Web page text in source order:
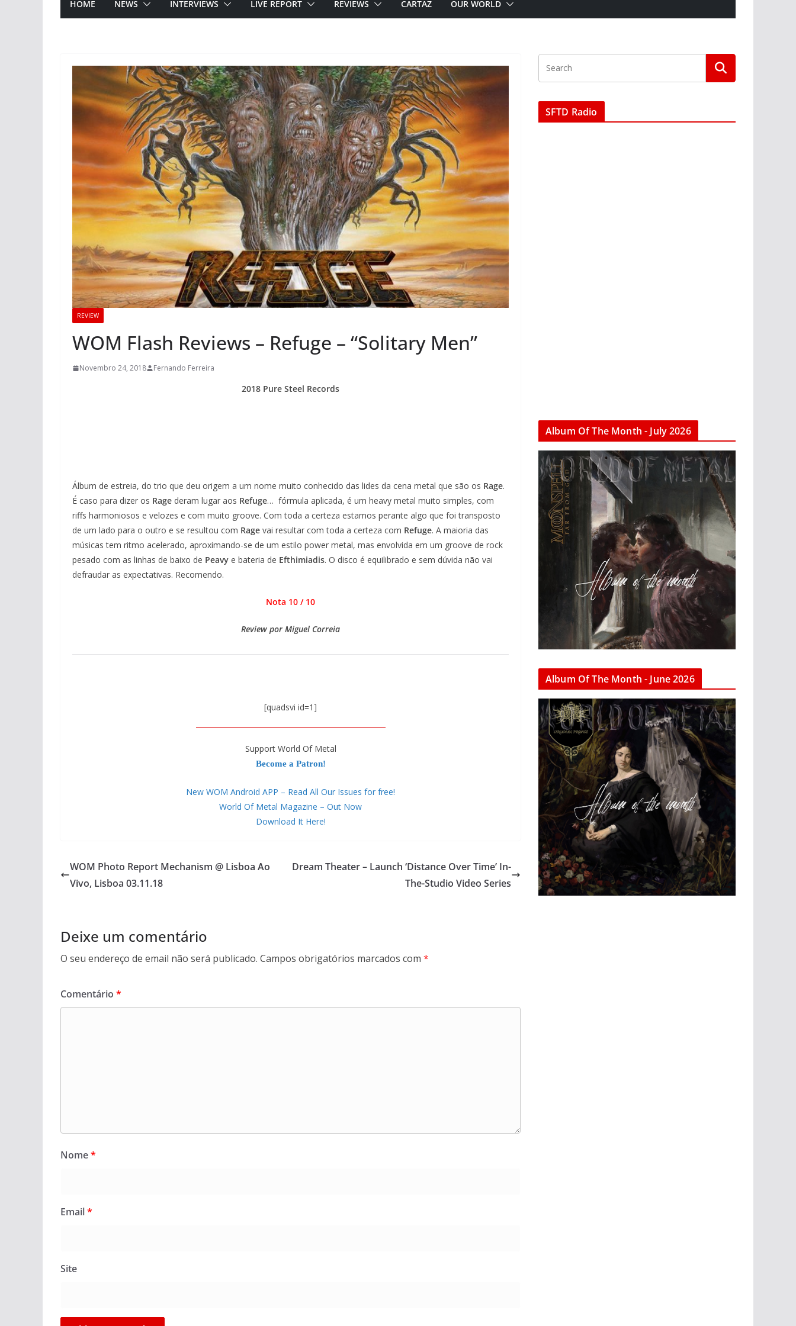
HOME NEWS INTERVIEWS LIVE REPORT REVIEWS CARTAZ OUR WORLD
REVIEW
WOM Flash Reviews – Refuge – “Solitary Men”
Novembro 24, 2018 Fernando Ferreira
2018 Pure Steel Records
Álbum de estreia, do trio que deu origem a um nome muito conhecido das lides da cena metal que são os Rage.
É caso para dizer os Rage deram lugar aos Refuge… fórmula aplicada, é um heavy metal muito simples, com
riffs harmoniosos e velozes e com muito groove. Com toda a certeza estamos perante algo que foi transposto
de um lado para o outro e se resultou com Rage vai resultar com toda a certeza com Refuge. A maioria das
músicas tem ritmo acelerado, aproximando-se de um estilo power metal, mas envolvida em um groove de rock
pesado com as linhas de baixo de Peavy e bateria de Efthimiadis. O disco é equilibrado e sem dúvida não vai
defraudar as expectativas. Recomendo.
Nota 10 / 10
Review por Miguel Correia
[quadsvi id=1]
Support World Of Metal
Become a Patron!
New WOM Android APP – Read All Our Issues for free!
World Of Metal Magazine – Out Now
Download It Here!
WOM Photo Report Mechanism @ Lisboa Ao
Vivo, Lisboa 03.11.18
Dream Theater – Launch ‘Distance Over Time’ In-
The-Studio Video Series
Deixe um comentário
O seu endereço de email não será publicado. Campos obrigatórios marcados com *
Comentário *
Nome*
Email*
Site
SFTD Radio
Album Of The Month - July 2026
Album Of The Month - June 2026